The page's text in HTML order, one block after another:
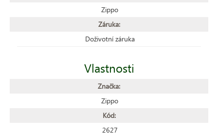
Zippo
Záruka:
Doživotní záruka
Vlastnosti
Značka:
Zippo
Kód:
2627